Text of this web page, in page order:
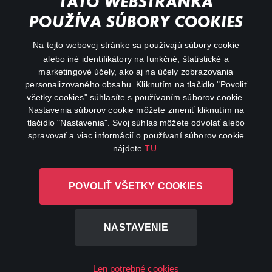
POUŽÍVA SÚBORY COOKIES
Na tejto webovej stránke sa používajú súbory cookie
alebo iné identifikátory na funkčné, štatistické a
marketingové účely, ako aj na účely zobrazovania
personalizovaného obsahu. Kliknutím na tlačidlo "Povoliť
všetky cookies" súhlasíte s používaním súborov cookie.
Nastavenia súborov cookie môžete zmeniť kliknutím na
tlačidlo "Nastavenia". Svoj súhlas môžete odvolať alebo
spravovať a viac informácií o používaní súborov cookie
nájdeteTU
POVOLIŤ VŠETKY COOKIES
NASTAVENIE
Len potrebné cookies
My profile
Important links
Canal+ Luxembourg S. à r.l. so sídlom Rue Albert Borschette 4,